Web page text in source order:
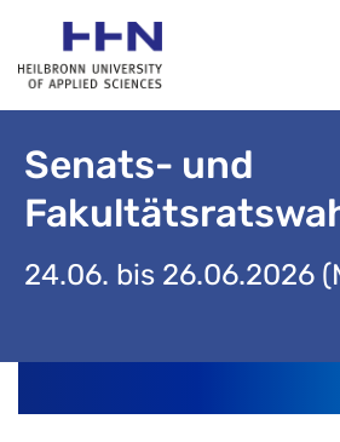
Senats- und
24.06. bis 26.06.2026